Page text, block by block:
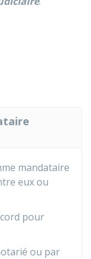
mandataire
eux ou
pour
ou par